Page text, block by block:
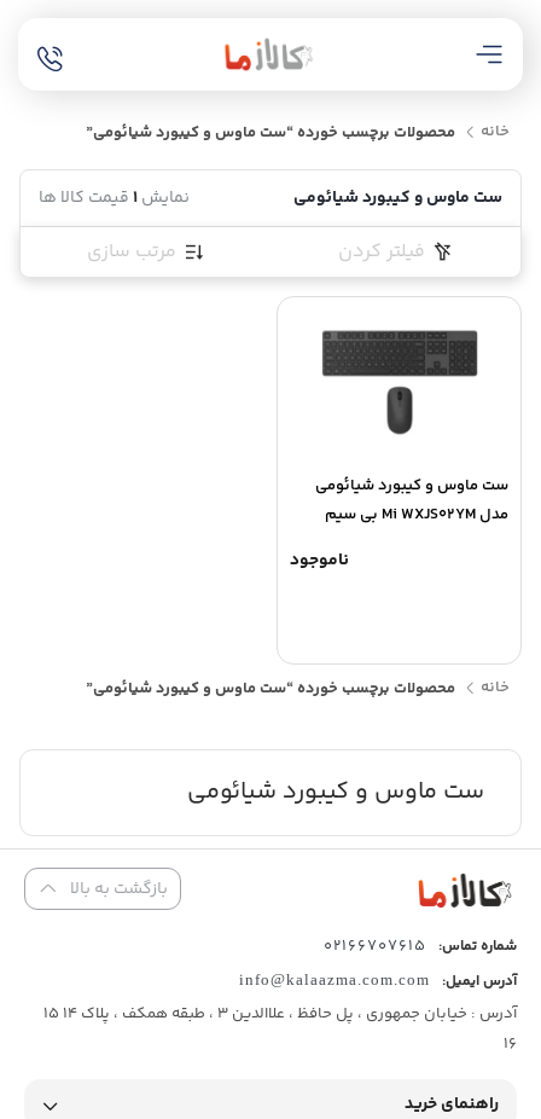
خانه محصولات برچسب خورده “ست ماوس و کیبورد شیائومی”
ست ماوس و کیبورد شیائومی نمایش1قیمت کالا ها
فیلتر کردن مرتب سازی
ست ماوس و کیبورد شیائومی
مدل Mi WXJS02YM بی سیم
ناموجود
خانه محصولات برچسب خورده “ست ماوس و کیبورد شیائومی”
ست ماوس و کیبورد شیائومی
بازگشت به بالا
شماره تماس: 02166707615
آدرس ایمیل: info@kalaazma.com.com
آدرس : خیابان جمهوری ، پل حافظ ، علاالدین 3 ، طبقه همکف ، پلاک 14 15
16
راهنمای خرید